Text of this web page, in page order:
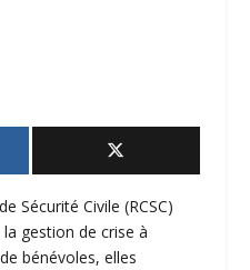
Sécurité Civile (RCSC)
gestion decrise à
bénévoles, elles